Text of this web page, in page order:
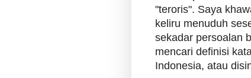
"teroris". Saya
keliru menuduh
sekadar persoalan
mencari definisi
Indonesia, atau